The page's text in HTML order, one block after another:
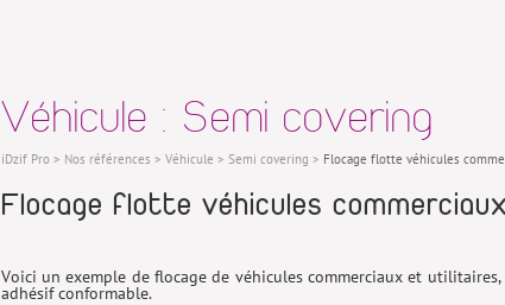
Véhicule : Semi covering
iDzif Pro> Nos références > Véhicule > Semi covering > Flocage flotte véhicules
Flocage flotte véhicules commerciaux
Voici un exemple de flocage de véhicules commerciaux et
adhésif conformable.